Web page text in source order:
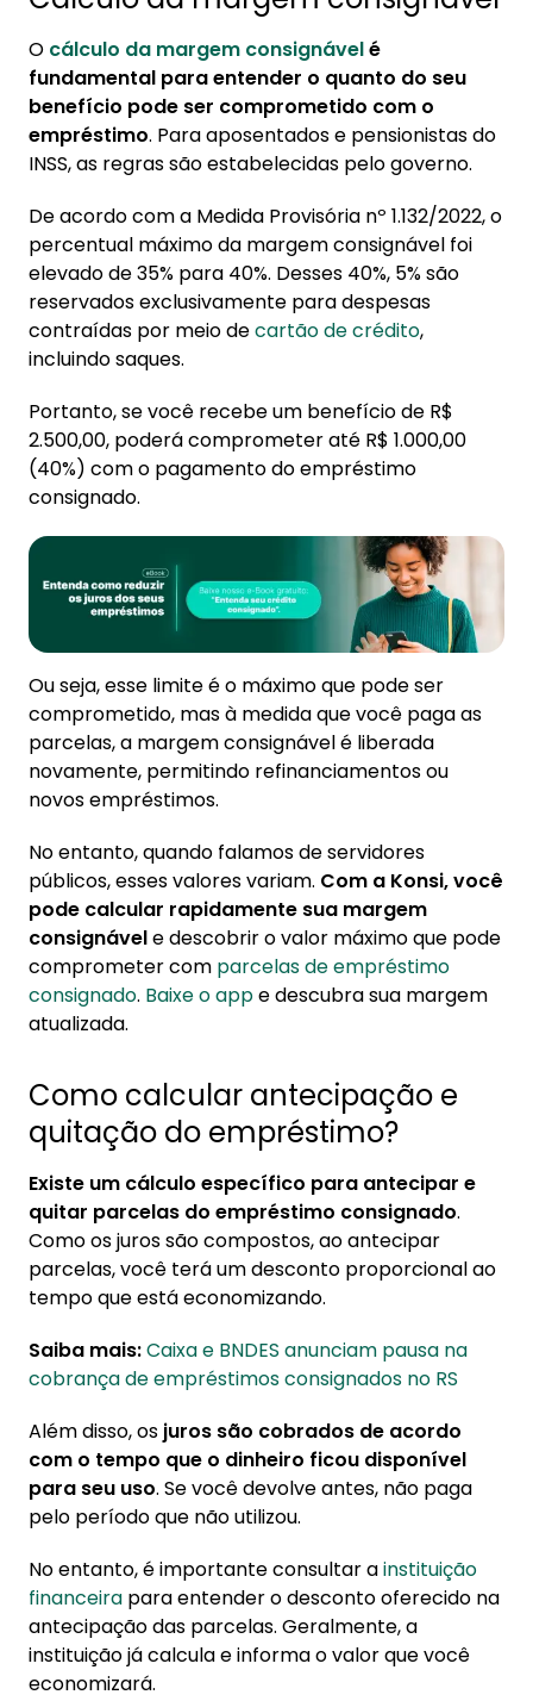
O cálculo da margem consignávelé
fundamental para entender o quanto do seu
benefício pode ser comprometido com o
empréstimo. Para aposentados e pensionistas do
INSS, as regras são estabelecidas pelo governo.
De acordo com a Medida Provisória nº 1.132/2022, o
percentual máximo da margem consignável foi
elevado de 35% para 40%. Desses 40%, 5% são
reservados exclusivamente para despesas
contraídas por meio decartão de crédito,
incluindo saques.
Portanto, se você recebe um benefício de R$
2.500,00, poderá comprometer até R$ 1.000,00
(40%) com o pagamento do empréstimo
consignado.
Ou seja, esse limite é o máximo que pode ser
comprometido, mas à medida que você paga as
parcelas, a margem consignável é liberada
novamente, permitindo refinanciamentos ou
novos empréstimos.
No entanto, quando falamos de servidores
públicos, esses valores variam. Com a Konsi, você
pode calcular rapidamente sua margem
consignávele descobrir o valor máximo que pode
comprometer com parcelas de empréstimo
consignado. Baixe o appe descubra sua margem
atualizada.
Como calcular antecipação e
quitação do empréstimo?
Existe um cálculo específico para antecipar e
quitar parcelas do empréstimo consignado.
Como os juros são compostos, ao antecipar
parcelas, você terá um desconto proporcional ao
tempo que está economizando.
Saiba mais:Caixa e BNDES anunciam pausa na
cobrança de empréstimos consignados no RS
Além disso, os juros são cobrados de acordo
com o tempo que o dinheiro ficou disponível
para seu uso. Se você devolve antes, não paga
pelo período que não utilizou.
No entanto, é importante consultar ainstituição
financeira para entender o desconto oferecido na
antecipação das parcelas. Geralmente, a
instituição já calcula e informa o valor que você
economizará.